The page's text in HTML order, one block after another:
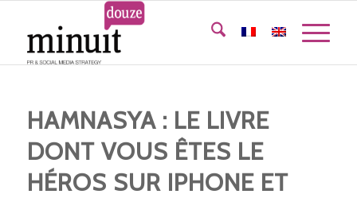
HAMNASYA : LE LIVRE
DONT VOUS ÊTES LE
HÉROS SUR IPHONE ET